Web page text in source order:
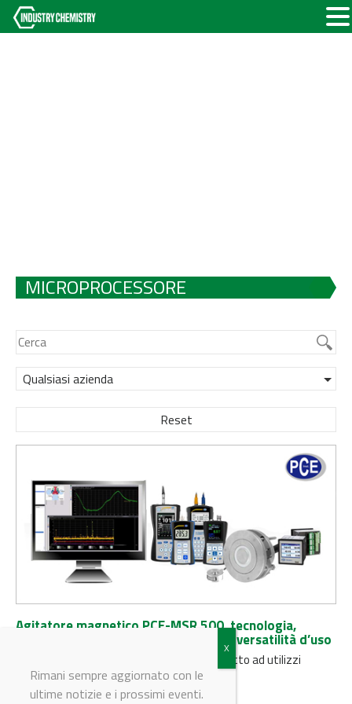
MICROPROCESSORE
Qualsiasi azienda
Reset
Agitatore magnetico PCE-MSR 500, tecnologia,
potenza e affidabilità per la massima versatilità d’uso
PCE lancia il nuovo agitatore magnetico adatto ad utilizzi
industriali e di laboratorio
Rimani sempre aggiornato con le
ultime notizie e i prossimi eventi.